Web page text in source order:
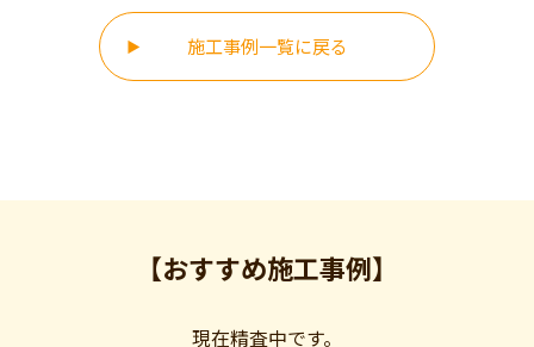
施工事例一覧に戻る
【おすすめ施工事例】
現在精査中です。